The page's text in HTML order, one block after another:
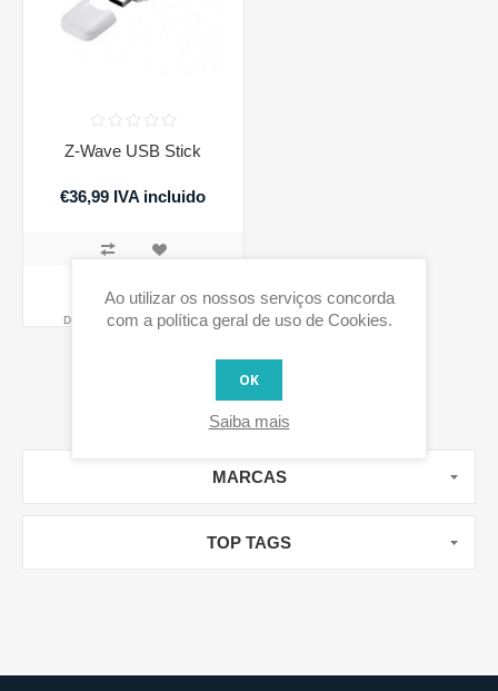
Z-Wave USB Stick
€36,99 IVA incluido
COMPRAR
Disponibilidade: 1 em stock
MARCAS
TOP TAGS
Ao utilizar os nossos serviços concorda
com a política geral de uso de Cookies.
OK
Saiba mais